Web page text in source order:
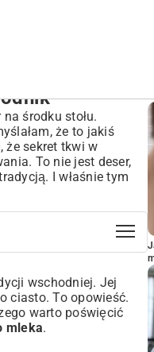
środku stołu.
że to jakiś
że sekret tkwi w
To nie jest deser,
I właśnie tym
wschodniej. Jej
ciasto. To opowieść.
warto poświęcić
mleka.